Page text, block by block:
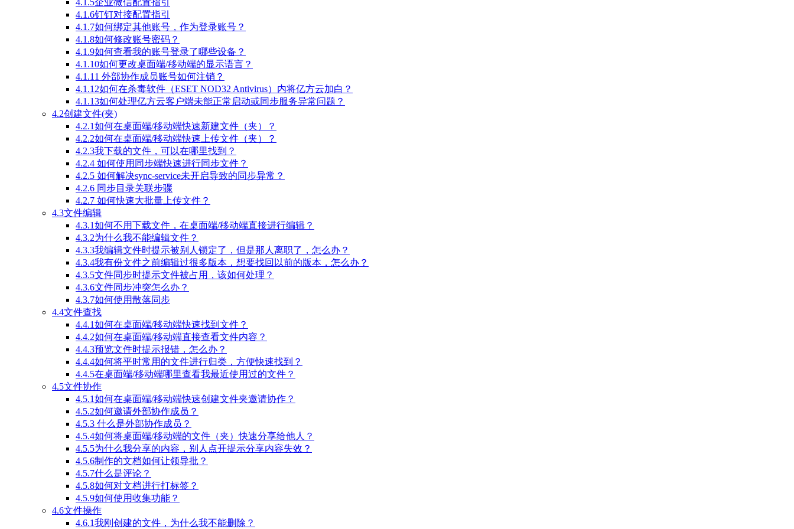
4.1.6钉钉对接配置指引
4.1.7如何绑定其他账号，作为登录账号？
4.1.8如何修改账号密码？
4.1.9如何查看我的账号登录了哪些设备？
4.1.10如何更改桌面端/移动端的显示语言？
4.1.11 外部协作成员账号如何注销？
4.1.12如何在杀毒软件（ESET NOD32 Antivirus）内将亿方云加白？
4.1.13如何处理亿方云客户端未能正常启动或同步服务异常问题？
4.2创建文件(夹)
4.2.1如何在桌面端/移动端快速新建文件（夹）？
4.2.2如何在桌面端/移动端快速上传文件（夹）？
4.2.3我下载的文件，可以在哪里找到？
4.2.4 如何使用同步端快速进行同步文件？
4.2.5 如何解决sync-service未开启导致的同步异常？
4.2.6 同步目录关联步骤
4.2.7 如何快速大批量上传文件？
4.3文件编辑
4.3.1如何不用下载文件，在桌面端/移动端直接进行编辑？
4.3.2为什么我不能编辑文件？
4.3.3我编辑文件时提示被别人锁定了，但是那人离职了，怎么办？
4.3.4我有份文件之前编辑过很多版本，想要找回以前的版本，怎么办？
4.3.5文件同步时提示文件被占用，该如何处理？
4.3.6文件同步冲突怎么办？
4.3.7如何使用散落同步
4.4文件查找
4.4.1如何在桌面端/移动端快速找到文件？
4.4.2如何在桌面端/移动端直接查看文件内容？
4.4.3预览文件时提示报错，怎么办？
4.4.4如何将平时常用的文件进行归类，方便快速找到？
4.4.5在桌面端/移动端哪里查看我最近使用过的文件？
4.5文件协作
4.5.1如何在桌面端/移动端快速创建文件夹邀请协作？
4.5.2如何邀请外部协作成员？
4.5.3 什么是外部协作成员？
4.5.4如何将桌面端/移动端的文件（夹）快速分享给他人？
4.5.5为什么我分享的内容，别人点开提示分享内容失效？
4.5.6制作的文档如何让领导批？
4.5.7什么是评论？
4.5.8如何对文档进行打标签？
4.5.9如何使用收集功能？
4.6文件操作
4.6.1我刚创建的文件，为什么我不能删除？